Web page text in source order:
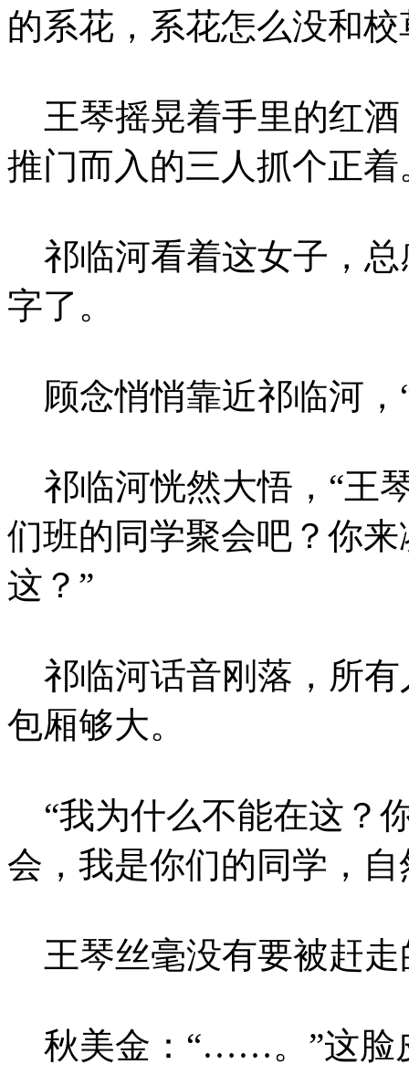
的系花，系花怎么没和
王琴摇晃着手里的红酒
推门而入的三人抓个正着
祁临河看着这女子，总
字了。
顾念悄悄靠近祁临河，
祁临河恍然大悟，“王
们班的同学聚会吧？你
这？”
祁临河话音刚落，所有
包厢够大。
“我为什么不能在这？
会，我是你们的同学，自
王琴丝毫没有要被赶走
秋美金：“……。”这脸